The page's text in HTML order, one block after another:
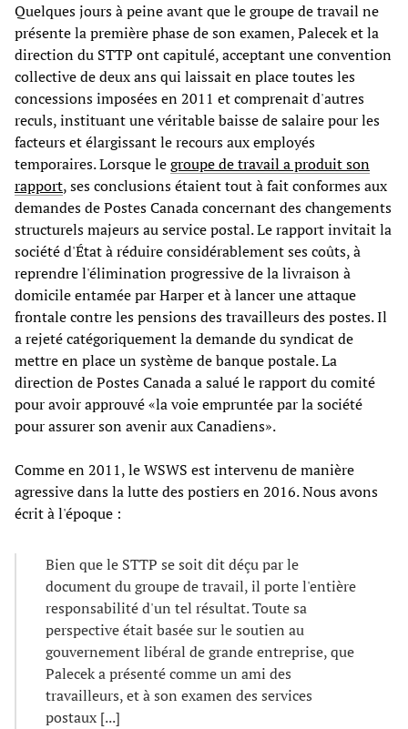
Quelques jours à peine avant que le groupe de travail ne
présente la première phase de son examen, Palecek et la
direction du STTP ont capitulé, acceptant une convention
collective de deux ans qui laissait en place toutes les
concessions imposées en 2011 et comprenait d'autres
reculs, instituant une véritable baisse de salaire pour les
facteurs et élargissant le recours aux employés
temporaires. Lorsque legroupe de travail a produit son
rapport, ses conclusions étaient tout à fait conformes aux
demandes de Postes Canada concernant des changements
structurels majeurs au service postal. Le rapport invitait la
société d'État à réduire considérablement ses coûts, à
reprendre l'élimination progressive de la livraison à
domicile entamée par Harper et à lancer une attaque
frontale contre les pensions des travailleurs des postes. Il
a rejeté catégoriquement la demande du syndicat de
mettre en place un système de banque postale. La
direction de Postes Canada a salué le rapport du comité
pour avoir approuvé «la voie empruntée par la société
pour assurer son avenir aux Canadiens».
Comme en 2011, le WSWS est intervenu de manière
agressive dans la lutte des postiers en 2016. Nous avons
écrit à l'époque :
Bien que le STTP se soit dit déçu par le
document du groupe de travail, il porte l'entière
responsabilité d'un tel résultat. Toute sa
perspective était basée sur le soutien au
gouvernement libéral de grande entreprise, que
Palecek a présenté comme un ami des
travailleurs, et à son examen des services
postaux [...]